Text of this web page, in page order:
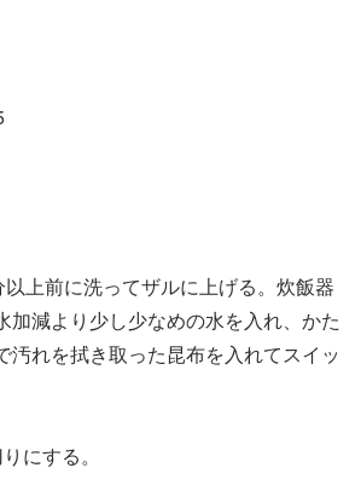
上前に洗ってザルに上げる。炊飯器
加減より少し少なめの水を入れ、かた
汚れを拭き取った昆布を入れてスイッ
にする。